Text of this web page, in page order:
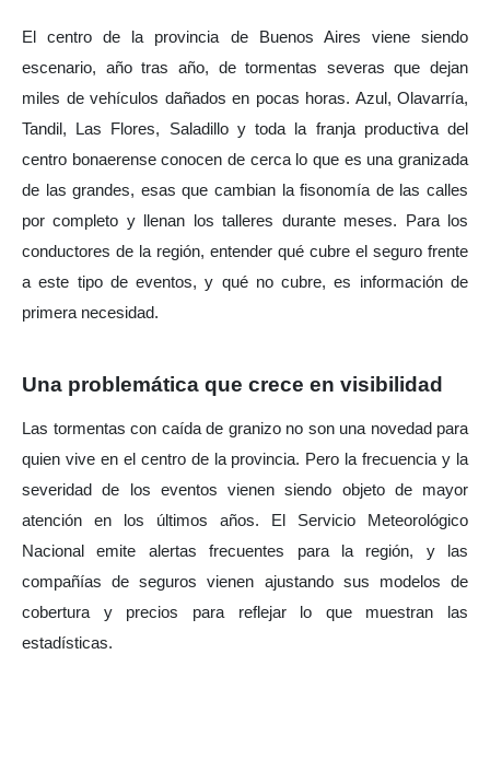
El centro de la provincia de Buenos Aires viene siendo
escenario, año tras año, de tormentas severas que dejan
miles de vehículos dañados en pocas horas. Azul, Olavarría,
Tandil, Las Flores, Saladillo y toda la franja productiva del
centro bonaerense conocen de cerca lo que es una granizada
de las grandes, esas que cambian la fisonomía de las calles
por completo y llenan los talleres durante meses. Para los
conductores de la región, entender qué cubre el seguro frente
a este tipo de eventos, y qué no cubre, es información de
primera necesidad.
Una problemática que crece en visibilidad
Las tormentas con caída de granizo no son una novedad para
quien vive en el centro de la provincia. Pero la frecuencia y la
severidad de los eventos vienen siendo objeto de mayor
atención en los últimos años. El Servicio Meteorológico
Nacional emite alertas frecuentes para la región, y las
compañías de seguros vienen ajustando sus modelos de
cobertura y precios para reflejar lo que muestran las
estadísticas.